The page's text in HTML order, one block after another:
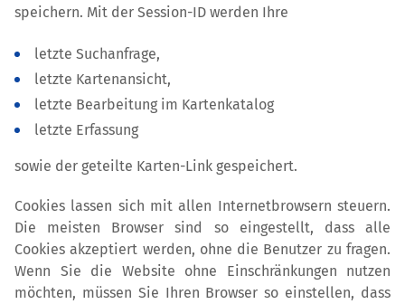
speichern. Mit der Session-ID werden Ihre
letzte Suchanfrage,
letzte Kartenansicht,
letzte Bearbeitung im Kartenkatalog
letzte Erfassung
sowie der geteilte Karten-Link gespeichert.
Cookies lassen sich mit allen Internetbrowsern steuern.
Die meisten Browser sind so eingestellt, dass alle
Cookies akzeptiert werden, ohne die Benutzer zu fragen.
Wenn Sie die Website ohne Einschränkungen nutzen
möchten, müssen Sie Ihren Browser so einstellen, dass